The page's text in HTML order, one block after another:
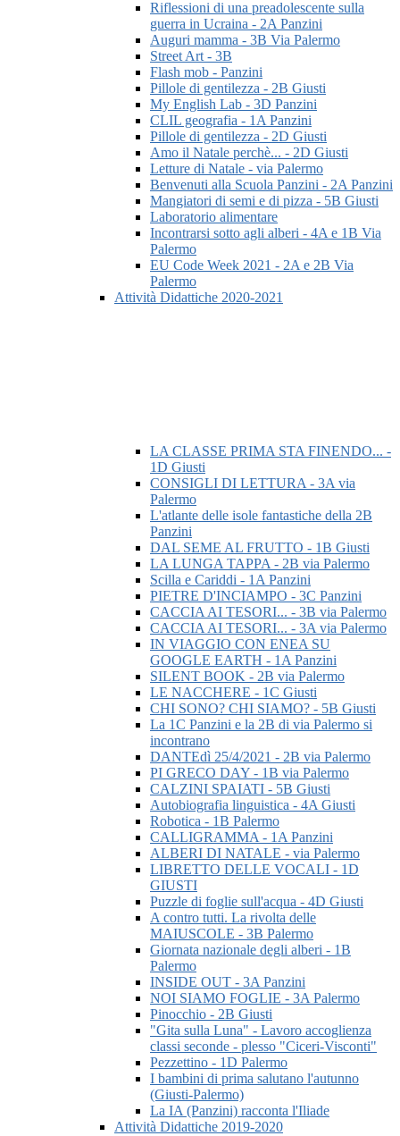
Riflessioni di una preadolescente sulla
guerra in Ucraina - 2A Panzini
Auguri mamma - 3B Via Palermo
Street Art - 3B
Flash mob - Panzini
Pillole di gentilezza - 2B Giusti
My English Lab - 3D Panzini
CLIL geografia - 1A Panzini
Pillole di gentilezza - 2D Giusti
Amo il Natale perchè... - 2D Giusti
Letture di Natale - via Palermo
Benvenuti alla Scuola Panzini - 2A Panzini
Mangiatori di semi e di pizza - 5B Giusti
Laboratorio alimentare
Incontrarsi sotto agli alberi - 4A e 1B Via
Palermo
EU Code Week 2021 - 2A e 2B Via
Palermo
Attività Didattiche 2020-2021
LA CLASSE PRIMA STA FINENDO... -
1D Giusti
CONSIGLI DI LETTURA - 3A via
Palermo
L'atlante delle isole fantastiche della 2B
Panzini
DAL SEME AL FRUTTO - 1B Giusti
LA LUNGA TAPPA - 2B via Palermo
Scilla e Cariddi - 1A Panzini
PIETRE D'INCIAMPO - 3C Panzini
CACCIA AI TESORI... - 3B via Palermo
CACCIA AI TESORI... - 3A via Palermo
IN VIAGGIO CON ENEA SU
GOOGLE EARTH - 1A Panzini
SILENT BOOK - 2B via Palermo
LE NACCHERE - 1C Giusti
CHI SONO? CHI SIAMO? - 5B Giusti
La 1C Panzini e la 2B di via Palermo si
incontrano
DANTEdì 25/4/2021 - 2B via Palermo
PI GRECO DAY - 1B via Palermo
CALZINI SPAIATI - 5B Giusti
Autobiografia linguistica - 4A Giusti
Robotica - 1B Palermo
CALLIGRAMMA - 1A Panzini
ALBERI DI NATALE - via Palermo
LIBRETTO DELLE VOCALI - 1D
GIUSTI
Puzzle di foglie sull'acqua - 4D Giusti
A contro tutti. La rivolta delle
MAIUSCOLE - 3B Palermo
Giornata nazionale degli alberi - 1B
Palermo
INSIDE OUT - 3A Panzini
NOI SIAMO FOGLIE - 3A Palermo
Pinocchio - 2B Giusti
"Gita sulla Luna" - Lavoro accoglienza
classi seconde - plesso "Ciceri-Visconti"
Pezzettino - 1D Palermo
I bambini di prima salutano l'autunno
(Giusti-Palermo)
La IA (Panzini) racconta l'Iliade
Attività Didattiche 2019-2020